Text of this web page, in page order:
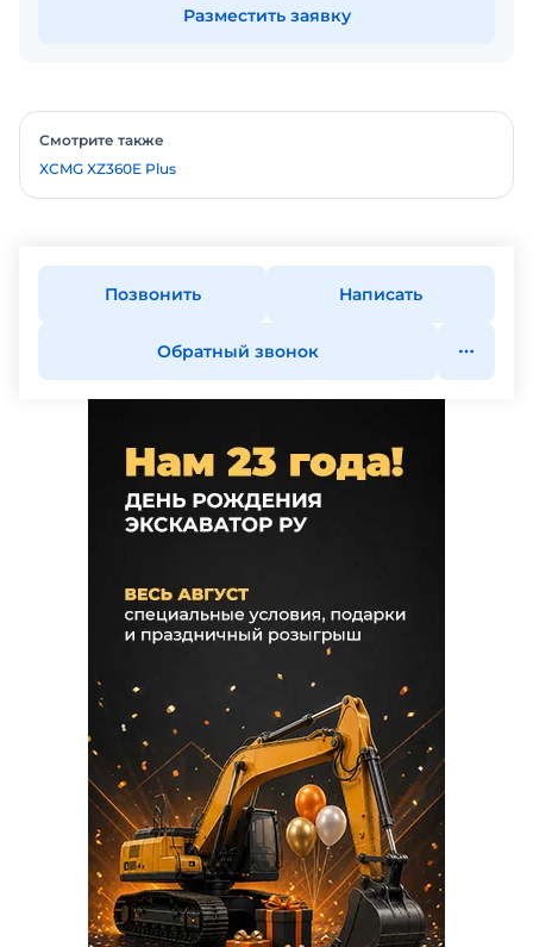
Разместить заявку
Смотрите также
XCMG XZ360E Plus
Позвонить Написать
Обратный звонок